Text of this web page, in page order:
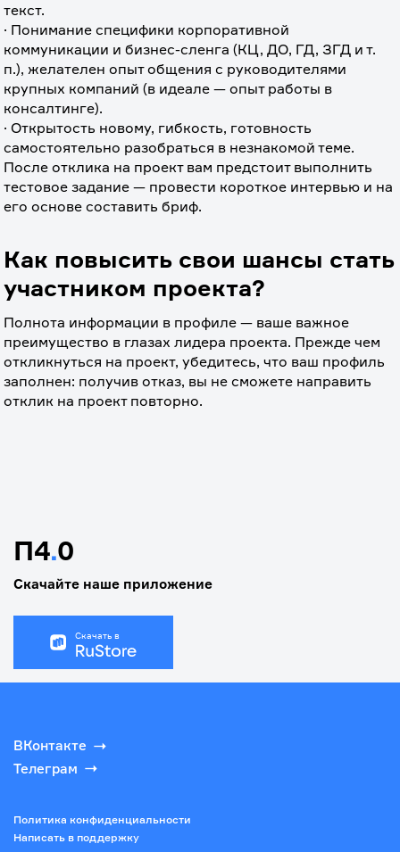
текст.
· Понимание специфики корпоративной
коммуникации и бизнес-сленга (КЦ, ДО, ГД, ЗГД и т.
п.), желателен опыт общения с руководителями
крупных компаний (в идеале — опыт работы в
консалтинге).
· Открытость новому, гибкость, готовность
самостоятельно разобраться в незнакомой теме.
После отклика на проект вам предстоит выполнить
тестовое задание — провести короткое интервью и на
его основе составить бриф.
Как повысить свои шансы стать
участником проекта?
Полнота информации в профиле — ваше важное
преимущество в глазах лидера проекта. Прежде чем
откликнуться на проект, убедитесь, что ваш профиль
заполнен: получив отказ, вы не сможете направить
отклик на проект повторно.
П4.0
Скачайте наше приложение
Скачать в
ВКонтакте
Телеграм
Политика конфиденциальности
Написать в поддержку